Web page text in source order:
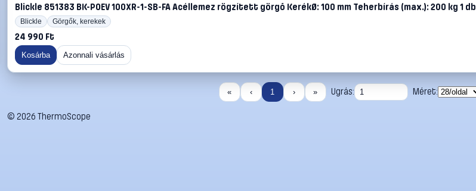
Blickle 851383 BK-POEV 100XR-1-SB-FA Acéllemez rögzített görgő KerékØ: 100 mm Teherbírás (max.): 200 kg 1 db
Blickle Görgők, kerekek
24 990 Ft
Kosárba Azonnali vásárlás
« ‹ 1 › » Ugrás: Méret:
© 2026 ThermoScope